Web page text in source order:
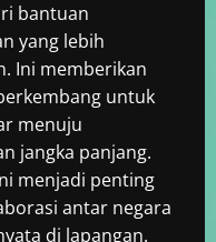
bantuan
yang lebih
Ini memberikan
untuk
menuju
jangka panjang.
menjadi penting
antar negara
di lapangan.